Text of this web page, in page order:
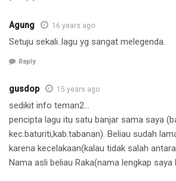
Agung 16 years ago
Setuju sekali..lagu yg sangat melegenda.
Reply
gusdop 15 years ago
sedikit info teman2…
pencipta lagu itu satu banjar sama saya
kec.baturiti,kab.tabanan). Beliau sudah
karena kecelakaan(kalau tidak salah
Nama asli beliau Raka(nama lengkap saya